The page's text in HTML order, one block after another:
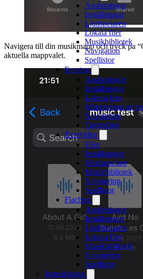
Anslutningar
Inställningar
Ljudspelaren
Lokala filer
Musikbibliotek
Navigation
Spellistor
Evertag
Anslutningar
Inställningar
Lokala filer
Mappningar av
Navigering
Taggeditor
Evervideo
Filer
Inställningar
Mediaspelare
Mediebibliotek
Navigering
Spellistor
Flacbox
Anslutningar
Inställningar
Ljudspelaren
Lokala filer
Musikbibliotek
Navigering
Spellistor
Instruktioner
Navigera till din musikmapp och tryck pa
aktuella mappvalet.